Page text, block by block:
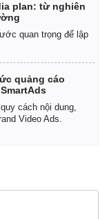
plan: từ nghiên
quan trọng để lập
quảng cáo
cách nội dung,
Video Ads.